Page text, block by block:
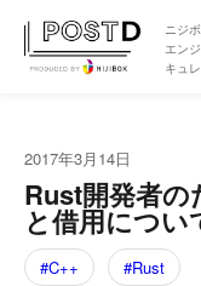
ニジ
エン
キュ
2017年3月14日
Rust開発者の
と借用につい
C++ Rust